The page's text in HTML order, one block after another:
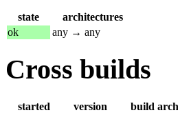
state
architectures
ok
any → any
Cross builds
started version build